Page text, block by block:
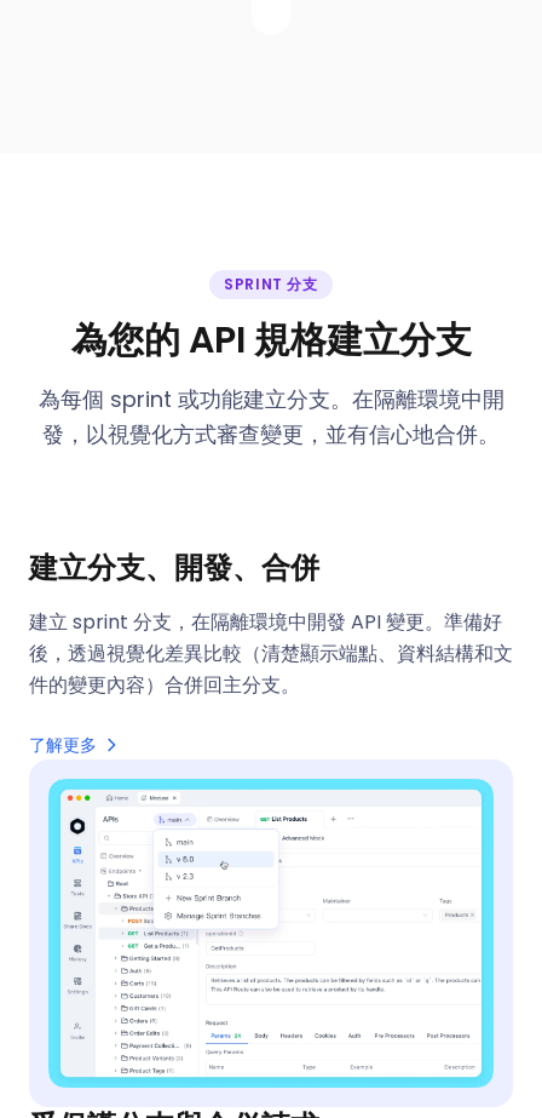
SPRINT 分支
為您的 API 規格建立分支
為每個 sprint 或功能建立分支。在隔離環境中開
發，以視覺化方式審查變更，並有信心地合併。
建立分支、開發、合併
建立 sprint 分支，在隔離環境中開發 API 變更。準備好
後，透過視覺化差異比較（清楚顯示端點、資料結構和文
件的變更內容）合併回主分支。
了解更多